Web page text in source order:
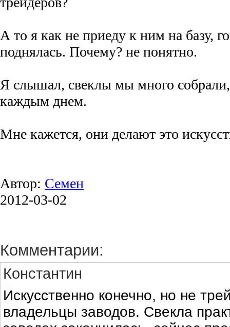
А то я как не приеду к ним на базу,
поднялась. Почему? не понятно.
Я слышал, свеклы мы много собрали,
каждым днем.
Мне кажется, они делают это
Автор: Семен
2012-03-02
Комментарии:
Константин
Искусственно конечно, но не
владельцы заводов. Свекла